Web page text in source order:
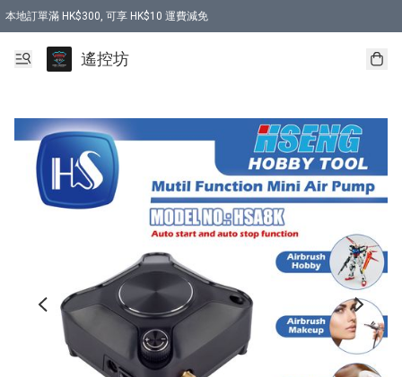
本地訂單滿 HK$300, 可享 HK$10 運費減免
購買 7.6V 6500mah 70C 電池 送 7.6V USB充電器
遙控坊